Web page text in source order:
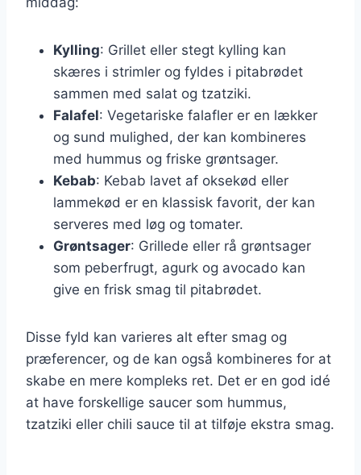
Kylling: Grillet eller stegt kylling kan
skæres i strimler og fyldes i pitabrødet
sammen med salat og tzatziki.
Falafel: Vegetariske falafler er en lækker
og sund mulighed, der kan kombineres
med hummus og friske grøntsager.
Kebab: Kebab lavet af oksekød eller
lammekød er en klassisk favorit, der kan
serveres med løg og tomater.
Grøntsager: Grillede eller rå grøntsager
som peberfrugt, agurk og avocado kan
give en frisk smag til pitabrødet.
Disse fyld kan varieres alt efter smag og
præferencer, og de kan også kombineres for at
skabe en mere kompleks ret. Det er en god idé
at have forskellige saucer som hummus,
tzatziki eller chili sauce til at tilføje ekstra smag.